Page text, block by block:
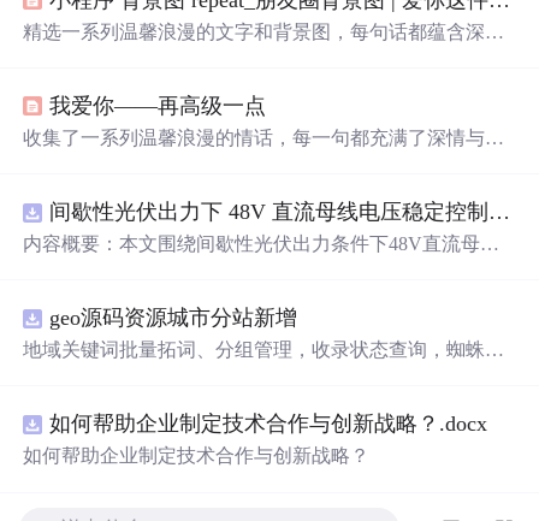
精选一系列温馨浪漫的文字和背景图，每句话都蕴含深
我爱你——再高级一点
收集了一系列温馨浪漫的情话，每一句都充满了深情与爱
间歇性光伏出力下 48V 直流母线电压稳定控制及储能双向充放电闭环调控体系研究（Simulink仿真实现）
内容概要：本文围绕间歇性光伏出力条件下48V直流母线
子电池储能系统在离网直流微网中的能量均衡建模方法及
分层控制策略。通过Simulink平台构建完整的光伏储能直流
大功率点跟踪（MPPT）与储能系统的协同控制，有效应
对光照波动引起的功率供需失衡问题。研究采用双PI闭环
控制、模型预测控制（MPC）等多种先进控制算法，显著
geo源码资源城市分站新增
地域关键词批量拓词、分组管理，收录状态查询，蜘蛛访
码交付，私有化部署到自己服务器，非 SaaS 账号，拥有完
整程序文件，支持二次开发定制 PC + 移动端适配，自带基
如何帮助企业制定技术合作与创新战略？.docx
如何帮助企业制定技术合作与创新战略？